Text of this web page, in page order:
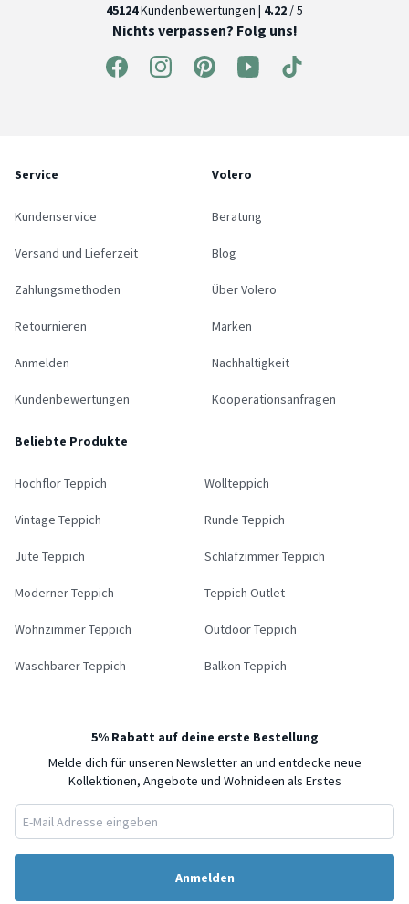
45124Kundenbewertungen | 4.22 / 5
Nichts verpassen? Folg uns!
Service
Kundenservice
Versand und Lieferzeit
Zahlungsmethoden
Retournieren
Anmelden
Kundenbewertungen
Volero
Beratung
Blog
Über Volero
Marken
Nachhaltigkeit
Kooperationsanfragen
Beliebte Produkte
Hochflor Teppich Wollteppich
Vintage Teppich Runde Teppich
Jute Teppich Schlafzimmer Teppich
Moderner Teppich Teppich Outlet
Wohnzimmer Teppich Outdoor Teppich
Waschbarer Teppich Balkon Teppich
5% Rabatt auf deine erste Bestellung
Melde dich für unseren Newsletter an und entdecke neue
Kollektionen, Angebote und Wohnideen als Erstes
Anmelden